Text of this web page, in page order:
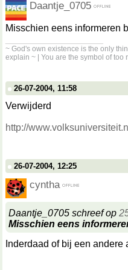
Daantje_0705
Misschien eens informeren
~ God's own existence is the only
explain ~ | You are the symbol of too
26-07-2004, 11:58
Verwijderd
http://
26-07-2004, 12:25
cyntha
Daantje_0705 schreef op
Misschien eens
Inderdaad of bij een andere